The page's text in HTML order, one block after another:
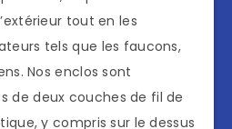
tout en les
tels que les faucons,
Nos enclos sont
de deux couches de fil de
y compris sur le dessus